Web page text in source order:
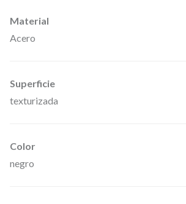
e
d
l
t
Material
Acero
Superficie
texturizada
Color
negro